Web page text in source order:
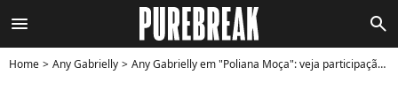
menu search
Home Any Gabrielly Any Gabrielly em "Poliana Moça": veja participação da cantora na novela!